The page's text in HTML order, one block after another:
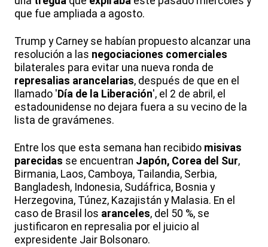
que fue ampliada a agosto.
Trump y Carney se habían propuesto alcanzar una
resolución a las negociaciones comerciales
bilaterales para evitar una nueva ronda de
represalias arancelarias, después de que en el
llamado ' Día de la Liberación', el 2 de abril, el
estadounidense no dejara fuera a su vecino de la
lista de gravámenes.
Entre los que esta semana han recibido misivas
parecidas se encuentran Japón, Corea del Sur,
Birmania, Laos, Camboya, Tailandia, Serbia,
Bangladesh, Indonesia, Sudáfrica, Bosnia y
Herzegovina, Túnez, Kazajistán y Malasia. En el
caso de Brasil los aranceles, del 50 %, se
justificaron en represalia por el juicio al
expresidente Jair Bolsonaro.